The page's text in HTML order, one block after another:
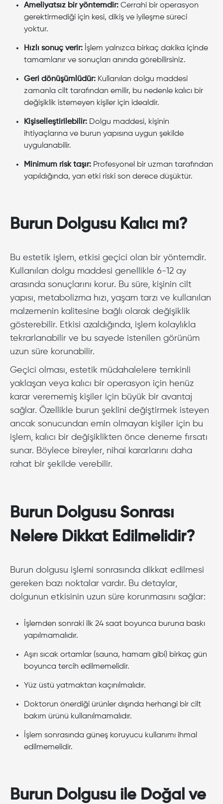
Ameliyatsız bir yöntemdir: Cerrahi bir operasyon
gerektirmediği için kesi, dikiş ve iyileşme süreci
yoktur.
Hızlı sonuç verir: İşlem yalnızca birkaç dakika içinde
tamamlanır ve sonuçları anında görebilirsiniz.
Geri dönüşümlüdür: Kullanılan dolgu maddesi
zamanla cilt tarafından emilir, bu nedenle kalıcı bir
değişiklik istemeyen kişiler için idealdir.
Kişiselleştirilebilir: Dolgu maddesi, kişinin
ihtiyaçlarına ve burun yapısına uygun şekilde
uygulanabilir.
Minimum risk taşır: Profesyonel bir uzman tarafından
yapıldığında, yan etki riski son derece düşüktür.
Burun Dolgusu Kalıcı mı?
Bu estetik işlem, etkisi geçici olan bir yöntemdir.
Kullanılan dolgu maddesi genellikle 6-12 ay
arasında sonuçlarını korur. Bu süre, kişinin cilt
yapısı, metabolizma hızı, yaşam tarzı ve kullanılan
malzemenin kalitesine bağlı olarak değişiklik
gösterebilir. Etkisi azaldığında, işlem kolaylıkla
tekrarlanabilir ve bu sayede istenilen görünüm
uzun süre korunabilir.
Geçici olması, estetik müdahalelere temkinli
yaklaşan veya kalıcı bir operasyon için henüz
karar verememiş kişiler için büyük bir avantaj
sağlar. Özellikle burun şeklini değiştirmek isteyen
ancak sonucundan emin olmayan kişiler için bu
işlem, kalıcı bir değişiklikten önce deneme fırsatı
sunar. Böylece bireyler, nihai kararlarını daha
rahat bir şekilde verebilir.
Burun Dolgusu Sonrası
Nelere Dikkat Edilmelidir?
Burun dolgusu işlemi sonrasında dikkat edilmesi
gereken bazı noktalar vardır. Bu detaylar,
dolgunun etkisinin uzun süre korunmasını sağlar:
İşlemden sonraki ilk 24 saat boyunca buruna baskı
yapılmamalıdır.
Aşırı sıcak ortamlar (sauna, hamam gibi) birkaç gün
boyunca tercih edilmemelidir.
Yüz üstü yatmaktan kaçınılmalıdır.
Doktorun önerdiği ürünler dışında herhangi bir cilt
bakım ürünü kullanılmamalıdır.
İşlem sonrasında güneş koruyucu kullanımı ihmal
edilmemelidir.
Burun Dolgusu ile Doğal ve